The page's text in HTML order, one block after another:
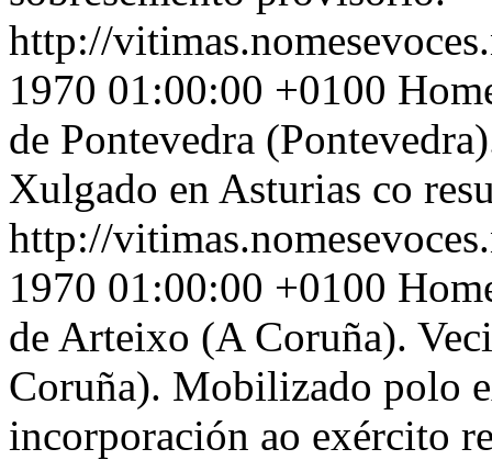
http://
1970 01:00:00 +0100
de Pontevedra
Xulgado en Asturias co
http://
1970 01:00:00 +0100
de Arteixo (A Coruña).
Coruña). Mobilizado polo
incorporación ao exército